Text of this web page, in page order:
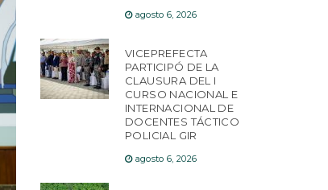
agosto 6, 2026
VICEPREFECTA
PARTICIPÓ DE LA
CLAUSURA DEL I
CURSO NACIONAL E
INTERNACIONAL DE
DOCENTES TÁCTICO
POLICIAL GIR
agosto 6, 2026